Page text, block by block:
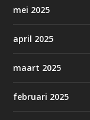
mei 2025
april 2025
maart 2025
februari 2025